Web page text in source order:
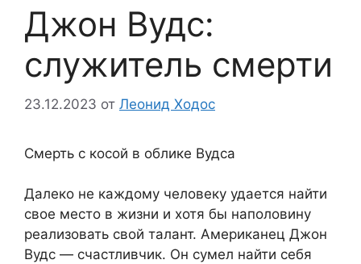
Джон Вудс:
служитель смерти
23.12.2023 от Леонид Ходос
Смерть с косой в облике Вудса
Далеко не каждому человеку удается найти
свое место в жизни и хотя бы наполовину
реализовать свой талант. Американец Джон
Вудс — счастливчик. Он сумел найти себя